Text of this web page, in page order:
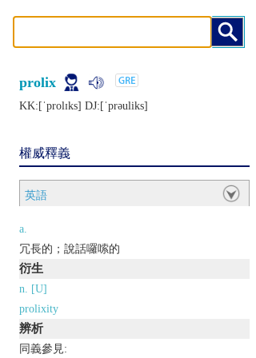
prolix
KK:[ˈprolɪks] DJ:[ˈprǝuliks]
權威釋義
英語
a.
冗長的；說話囉嗦的
衍生
n. [U]
prolixity
辨析
同義參見: